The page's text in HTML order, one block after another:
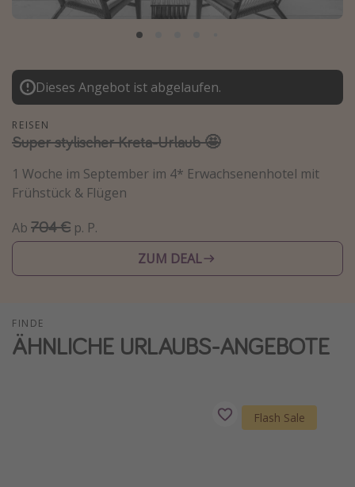
Normandie Urlaub
St. Lucia Urlaub
Kefalonia Urlaub
Krabi Urlaub
Tulum Urlaub
Sri Lanka Rundreise
Japan Rundreise
Reisethemen
Alle Reisethemen
Disneyland Paris
Roadtrips
Dieses Angebot ist abgelaufen.
REISEN
Super stylischer Kreta-Urlaub 🤩
1 Woche im September im 4* Erwachsenenhotel mit
Frühstück & Flügen
Ab 704 € p. P.
ZUM DEAL
FINDE
ÄHNLICHE URLAUBS-ANGEBOTE
Flash Sale